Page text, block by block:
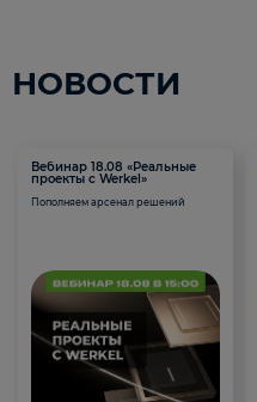
НОВОСТИ
Вебинар 18.08 «Реальные
проекты с Werkel»
Пополняем арсенал решений